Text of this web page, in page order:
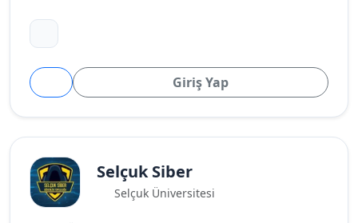
Giriş Yap
Selçuk Siber
Selçuk Üniversitesi